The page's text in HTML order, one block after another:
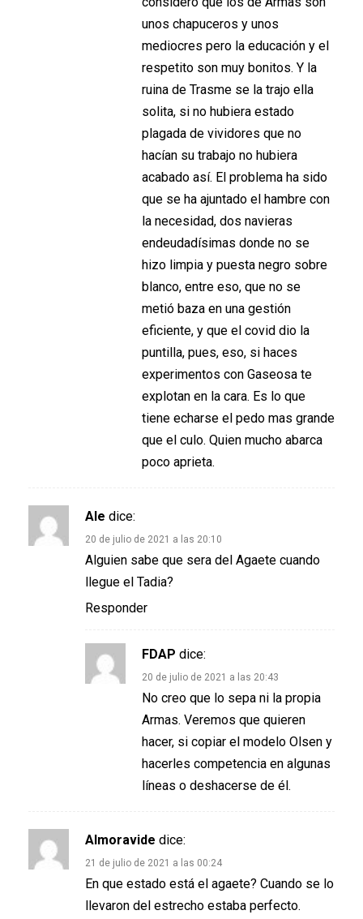
unos chapuceros y unos
mediocres pero la educación y el
respetito son muy bonitos. Y la
ruina de Trasme se la trajo ella
solita, si no hubiera estado
plagada de vividores que no
hacían su trabajo no hubiera
acabado así. El problema ha sido
que se ha ajuntado el hambre con
la necesidad, dos navieras
endeudadísimas donde no se
hizo limpia y puesta negro sobre
blanco, entre eso, que no se
metió baza en una gestión
eficiente, y que el covid dio la
puntilla, pues, eso, si haces
experimentos con Gaseosa te
explotan en la cara. Es lo que
tiene echarse el pedo mas grande
que el culo. Quien mucho abarca
poco aprieta.
Ale dice:
20 de julio de 2021 a las 20:10
Alguien sabe que sera del Agaete cuando
llegue el Tadia?
Responder
FDAP dice:
20 de julio de 2021 a las 20:43
No creo que lo sepa ni la propia
Armas. Veremos que quieren
hacer, si copiar el modelo Olsen y
hacerles competencia en algunas
líneas o deshacerse de él.
Almoravide dice:
21 de julio de 2021 a las 00:24
En que estado está el agaete? Cuando se lo
llevaron del estrecho estaba perfecto.